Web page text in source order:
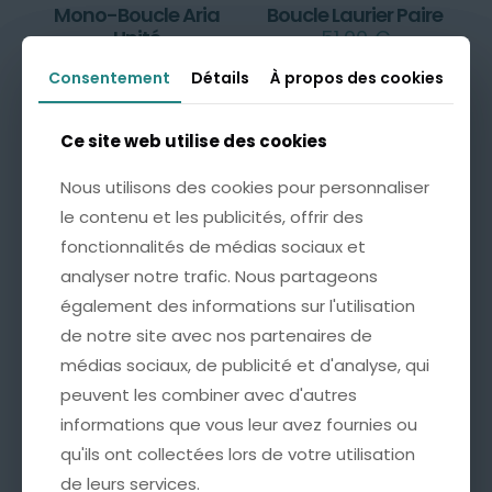
Mono-Boucle Aria
Unité
Ajouter au panier
Boucle Laurier Paire
51,00€
Ajouter au panier
Boucle Filia Paire
90,00€
Ajouter au panier
Consentement Détails À propos des cookies
Ce site web utilise des cookies
Nous utilisons des cookies pour personnaliser
le contenu et les publicités, offrir des
fonctionnalités de médias sociaux et
analyser notre trafic. Nous partageons
également des informations sur l'utilisation
de notre site avec nos partenaires de
médias sociaux, de publicité et d'analyse, qui
peuvent les combiner avec d'autres
informations que vous leur avez fournies ou
qu'ils ont collectées lors de votre utilisation
de leurs services.
Consentement Détails À propos des cookies
Ce site web utilise des cookies
Nous utilisons des cookies pour personnaliser
le contenu et les publicités, offrir des
fonctionnalités de médias sociaux et
analyser notre trafic. Nous partageons
également des informations sur l'utilisation
de notre site avec nos partenaires de
médias sociaux, de publicité et d'analyse, qui
peuvent les combiner avec d'autres
informations que vous leur avez fournies ou
qu'ils ont collectées lors de votre utilisation
de leurs services.